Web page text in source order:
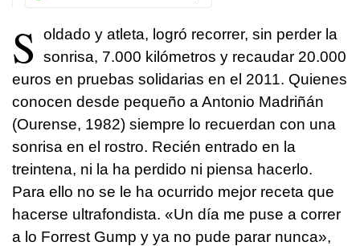
S
oldado y atleta, logró recorrer, sin perder la
sonrisa, 7.000 kilómetros y recaudar 20.000
euros en pruebas solidarias en el 2011. Quienes
conocen desde pequeño a Antonio Madriñán
(Ourense, 1982) siempre lo recuerdan con una
sonrisa en el rostro. Recién entrado en la
treintena, ni la ha perdido ni piensa hacerlo.
Para ello no se le ha ocurrido mejor receta que
hacerse ultrafondista. «Un día me puse a correr
a lo Forrest Gump y ya no pude parar nunca»,